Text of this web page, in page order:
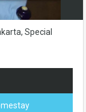
Special